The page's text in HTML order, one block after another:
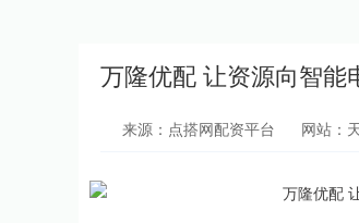
万隆优配 让资源向智能
来源：点搭网配资平台 网站：